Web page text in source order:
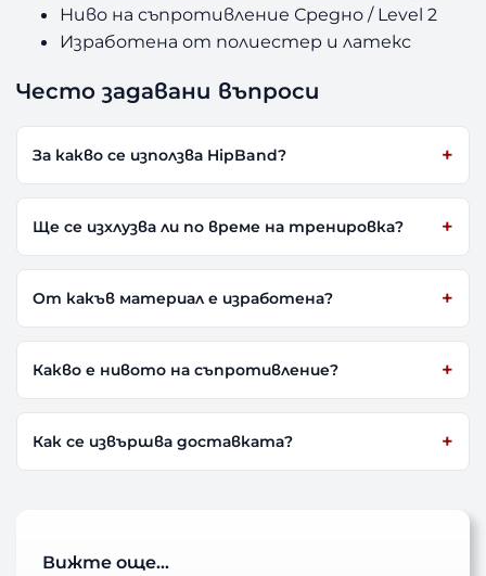
Ниво на съпротивление Средно / Level 2
Изработена от полиестер и латекс
Често задавани въпроси
За какво се използва HipBand?
Ще се изхлузва ли по време на тренировка?
От какъв материал е изработена?
Какво е нивото на съпротивление?
Как се извършва доставката?
Вижте още…